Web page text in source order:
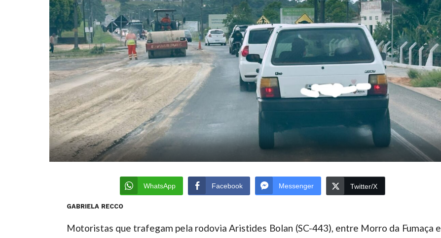
WhatsApp Facebook Messenger Twitter/X
GABRIELA RECCO
Motoristas que trafegam pela rodovia Aristides Bolan (SC-443), entre Morro da Fumaça e